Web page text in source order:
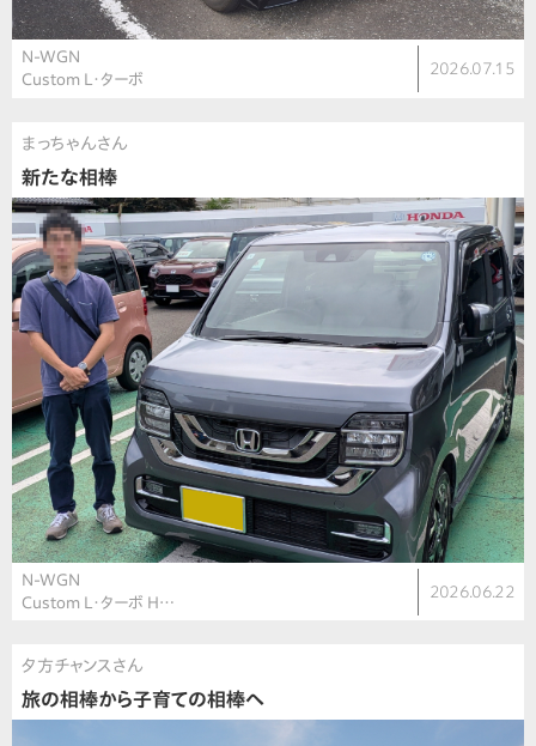
N-WGN
Custom L・ターボ
2026.07.15
まっちゃんさん
新たな相棒
N-WGN
Custom L・ターボ H…
2026.06.22
夕方チャンスさん
旅の相棒から子育ての相棒へ